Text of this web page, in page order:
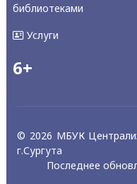
библиотеками
Услуги
6+
© 2026 МБУК
г.Сургута
Последнее